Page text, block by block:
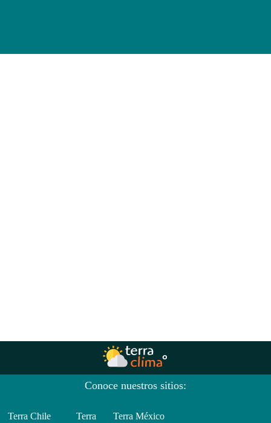
Conoce nuestros sitios:
Terra Chile Terra Terra México